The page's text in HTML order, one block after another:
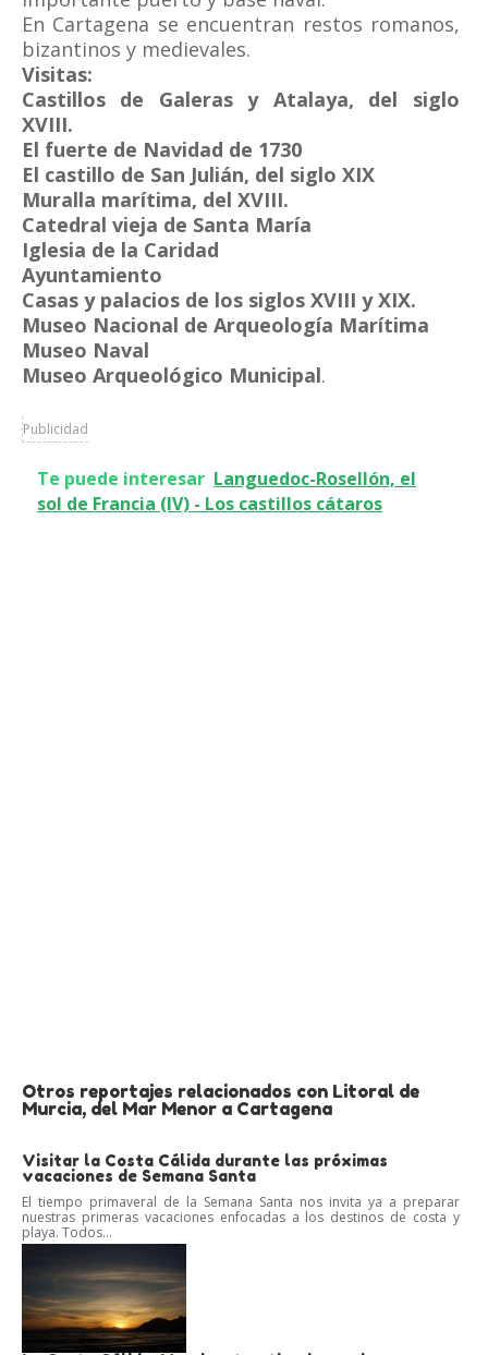
En Cartagena se encuentran restos romanos,
bizantinos y medievales.
Visitas:
Castillos de Galeras y Atalaya, del siglo
XVIII.
El fuerte de Navidad de 1730
El castillo de San Julián, del siglo XIX
Muralla marítima, del XVIII.
Catedral vieja de Santa María
Iglesia de la Caridad
Ayuntamiento
Casas y palacios de los siglos XVIII y XIX.
Museo Nacional de Arqueología Marítima
Museo Naval
Museo Arqueológico Municipal.
Publicidad
Te puede interesar Languedoc-Rosellón, el
sol de Francia (IV) - Los castillos cátaros
Otros reportajes relacionados con Litoral de
Murcia, del Mar Menor a Cartagena
Visitar la Costa Cálida durante las próximas
vacaciones de Semana Santa
El tiempo primaveral de la Semana Santa nos invita ya a preparar
nuestras primeras vacaciones enfocadas a los destinos de costa y
playa. Todos...